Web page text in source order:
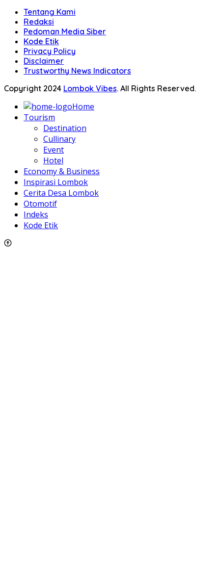
Tentang Kami
Redaksi
Pedoman Media Siber
Kode Etik
Privacy Policy
Disclaimer
Trustworthy News Indicators
Copyright 2024 Lombok Vibes. All Rights Reserved.
Home
Tourism
Destination
Cullinary
Event
Hotel
Economy & Business
Inspirasi Lombok
Cerita Desa Lombok
Otomotif
Indeks
Kode Etik